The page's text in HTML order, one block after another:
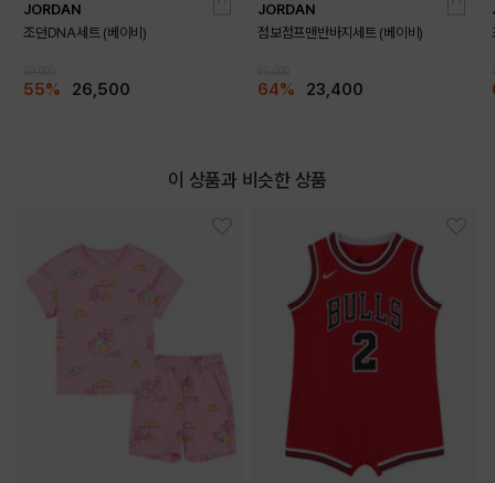
JORDAN
조던DNA세트 (베이비)
55% 26,500
JORDAN
점보점프맨반바지세트 (베이비)
64% 23,400
이 상품과 비슷한 상품